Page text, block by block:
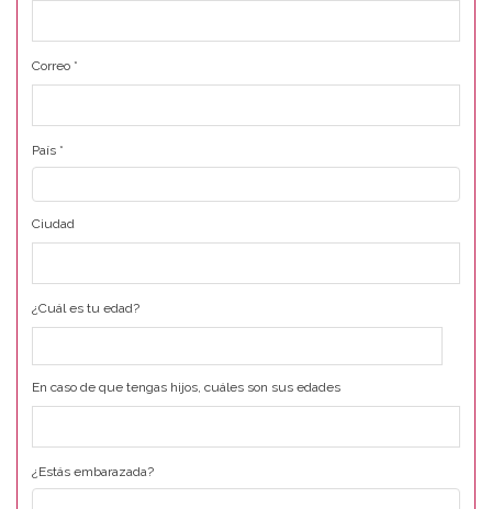
Correo *
País *
Ciudad
¿Cuál es tu edad?
En caso de que tengas hijos, cuáles son sus edades
¿Estás embarazada?